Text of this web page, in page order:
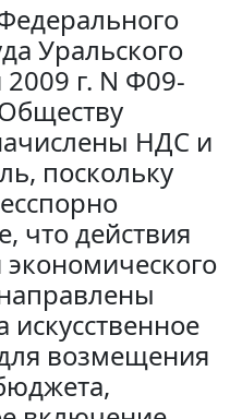
Уральского
г. N Ф09-
НДС и
поскольку
что действия
возмещения